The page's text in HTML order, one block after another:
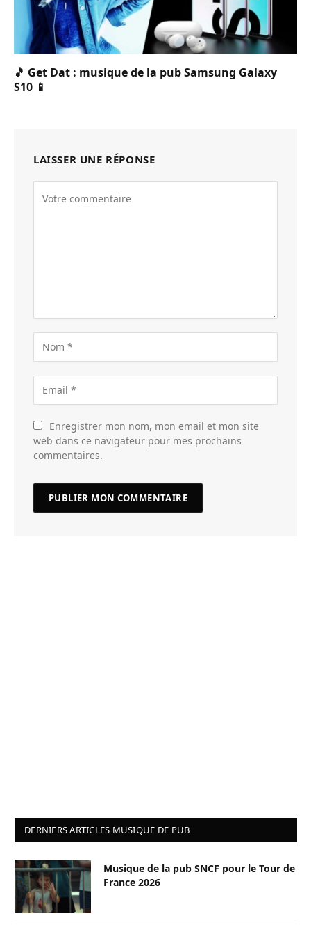
🎵 Get Dat : musique de la pub Samsung Galaxy
S10 📱
LAISSER UNE RÉPONSE
Enregistrer mon nom, mon email et mon site
web dans ce navigateur pour mes prochains
commentaires.
DERNIERS ARTICLES MUSIQUE DE PUB
Musique de la pub SNCF pour le Tour de
France 2026